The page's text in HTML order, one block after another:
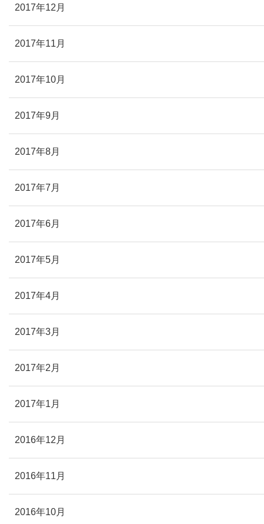
2017年12月
2017年11月
2017年10月
2017年9月
2017年8月
2017年7月
2017年6月
2017年5月
2017年4月
2017年3月
2017年2月
2017年1月
2016年12月
2016年11月
2016年10月